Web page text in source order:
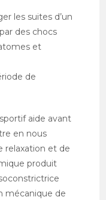
les suites d’un
des chocs
et
de
aide avant
en nous
relaxation et de
produit
mécanique de